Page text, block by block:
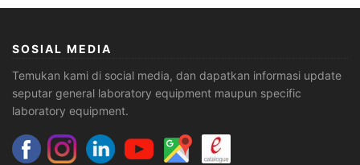
SOSIAL MEDIA
Temukan kami di social media, dan dapatkan informasi update
seputar general laboratory equipment maupun specific
laboratory equipment.